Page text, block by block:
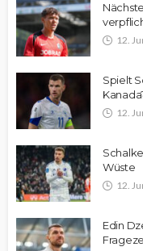
12.
Spielt
12.
Wüste
12.
Edin